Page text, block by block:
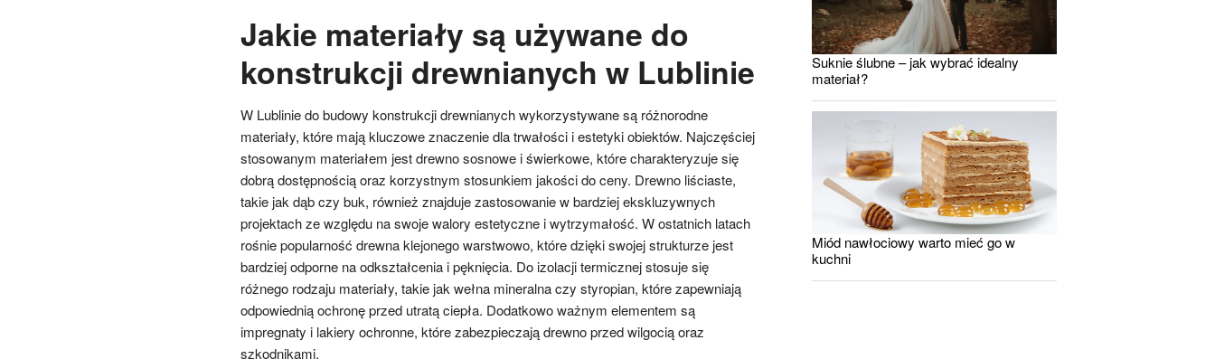
Jakie materiały są używane do
konstrukcji drewnianych w Lublinie
W Lublinie do budowy konstrukcji drewnianych wykorzystywane są różnorodne
materiały, które mają kluczowe znaczenie dla trwałości i estetyki obiektów. Najczęściej
stosowanym materiałem jest drewno sosnowe i świerkowe, które charakteryzuje się
dobrą dostępnością oraz korzystnym stosunkiem jakości do ceny. Drewno liściaste,
takie jak dąb czy buk, również znajduje zastosowanie w bardziej ekskluzywnych
projektach ze względu na swoje walory estetyczne i wytrzymałość. W ostatnich latach
rośnie popularność drewna klejonego warstwowo, które dzięki swojej strukturze jest
bardziej odporne na odkształcenia i pęknięcia. Do izolacji termicznej stosuje się
różnego rodzaju materiały, takie jak wełna mineralna czy styropian, które zapewniają
odpowiednią ochronę przed utratą ciepła. Dodatkowo ważnym elementem są
impregnaty i lakiery ochronne, które zabezpieczają drewno przed wilgocią oraz
szkodnikami.
Suknie ślubne – jak wybrać idealny
materiał?
Miód nawłociowy warto mieć go w
kuchni